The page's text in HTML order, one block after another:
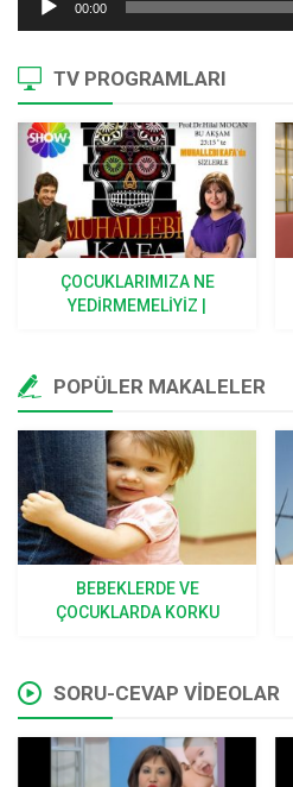
00:00
TV PROGRAMLARI
ÇOCUKLARIMIZA NE
YEDIRMEMELIYIZ |
POPÜLER MAKALELER
BEBEKLERDE VE
ÇOCUKLARDA KORKU
SORU-CEVAP VİDEOLAR